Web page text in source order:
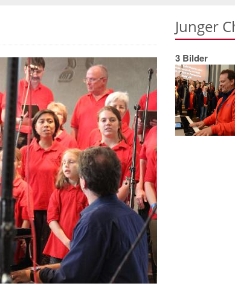
Junger
3 Bilder